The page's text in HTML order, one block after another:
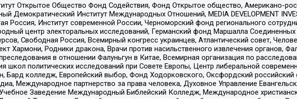
Открытое Общество Фонд Содействия, Фонд Открытое общество, Американо-
Демократический Институт Международных Отношений, MEDIA DEVELOPMENT
Россия, Институт современной России, Черноморский фонд регионального
центр электоральных исследований, Германский фонд Маршалла Соединенных
Свободная Россия, Всемирный конгресс украинцев, Атлантический совет,
Родники дракона, Врачи против насильственного извлечения органов,
в отношении Фалуньгун в Китае, Всемирная организация по
школ политических исследований при Совете Европы, Центр либеральной
Бард колледж, Европейский выбор, Фонд Ходорковского, Оксфордский
Международное партнерство за права человека, Духовное Управление
Заведение Международный Библейский Колледж, Международное